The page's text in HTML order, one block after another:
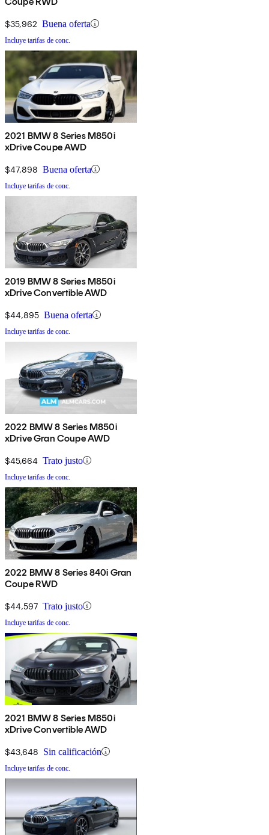
$35,962 Buena oferta
Incluye tarifas de conc.
2021 BMW 8 Series M850i
xDrive Coupe AWD
$47,898 Buena oferta
Incluye tarifas de conc.
2019 BMW 8 Series M850i
xDrive Convertible AWD
$44,895 Buena oferta
Incluye tarifas de conc.
2022 BMW 8 Series M850i
xDrive Gran Coupe AWD
$45,664 Trato justo
Incluye tarifas de conc.
2022 BMW 8 Series 840i Gran
Coupe RWD
$44,597 Trato justo
Incluye tarifas de conc.
2021 BMW 8 Series M850i
xDrive Convertible AWD
$43,648 Sin calificación
Incluye tarifas de conc.